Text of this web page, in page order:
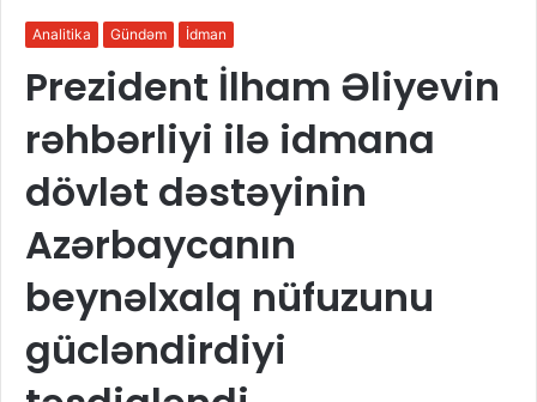
Analitika Gündəm İdman
Prezident İlham Əliyevin
rəhbərliyi ilə idmana
dövlət dəstəyinin
Azərbaycanın
beynəlxalq nüfuzunu
gücləndirdiyi